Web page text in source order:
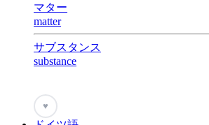
マター
matter
サブスタンス
substance
♥